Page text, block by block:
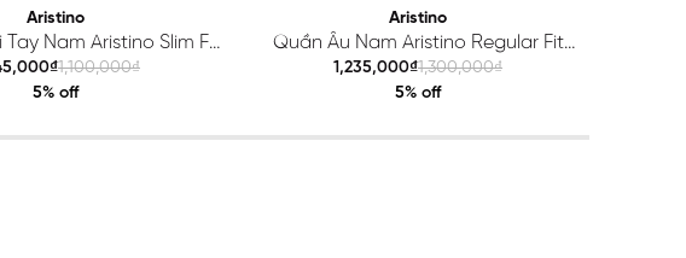
Aristino
Tay Nam Aristino Slim Fit
ALS425S0H2
1,100,000₫
5% off
Aristino
Quần Âu Nam Aristino Regular Fit
ATR203S0H2
1,235,000₫1,300,000₫
5% off